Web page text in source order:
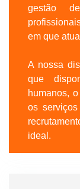
gestão
em que
A nossa
que
humanos,
os
ideal.